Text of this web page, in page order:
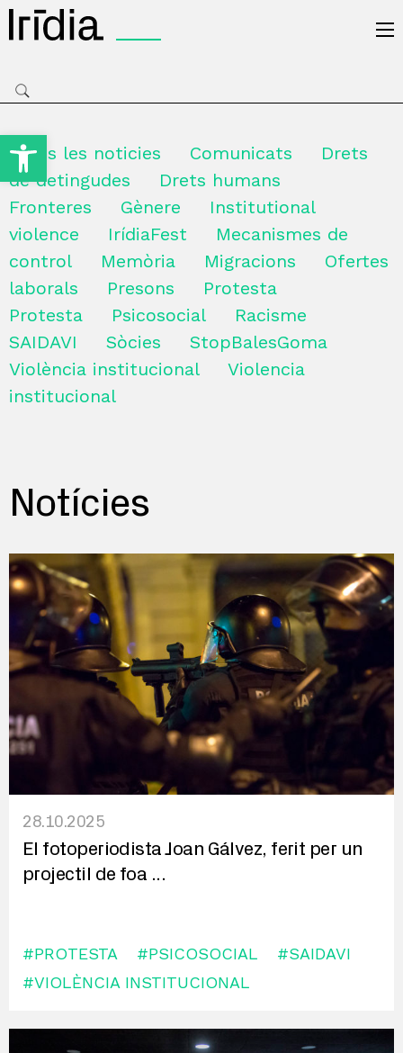
Obre la barra d'eines
Totes les noticies Comunicats
Drets
de detingudes
Drets humans
Fronteres
Gènere
Institutional
violence
IrídiaFest
Mecanismes de
control
Memòria Migracions
Ofertes
laborals
Presons
Protesta
Protesta
Psicosocial
Racisme
SAIDAVI
Sòcies
StopBalesGoma
Violència institucional
Violencia
institucional
Notícies
28.10.2025
El fotoperiodista Joan Gálvez, ferit per un
projectil de foa ...
#PROTESTA #PSICOSOCIAL
#SAIDAVI
#VIOLÈNCIA INSTITUCIONAL